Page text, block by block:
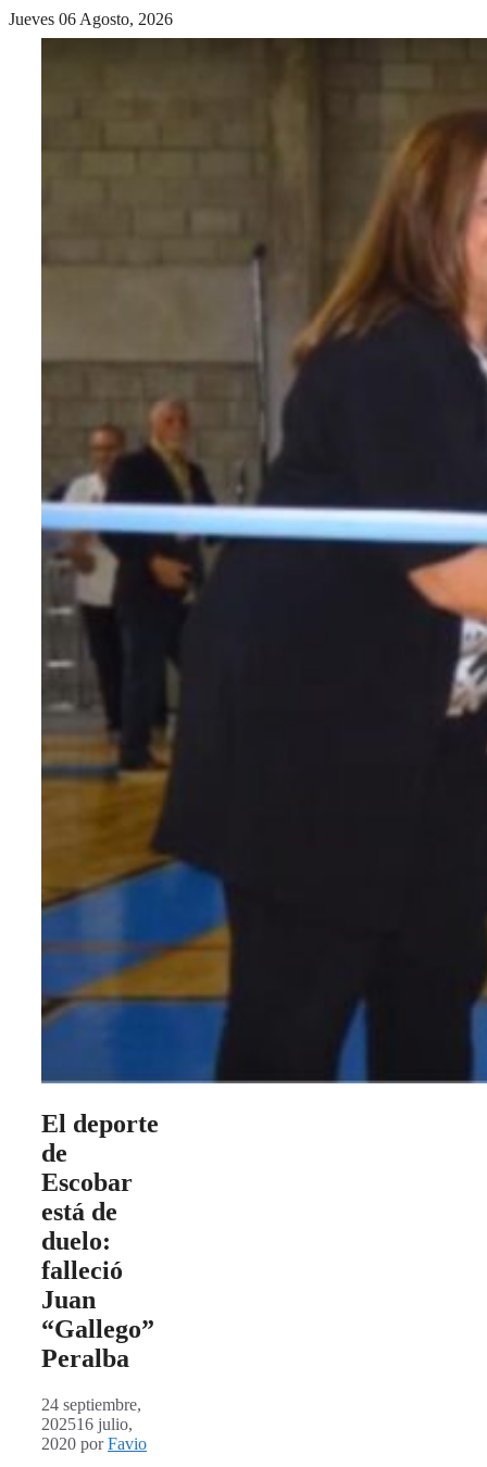
Jueves 06 Agosto, 2026
El deporte
de
Escobar
está de
duelo:
falleció
Juan
“Gallego”
Peralba
24 septiembre,
202516 julio,
2020 porFavio